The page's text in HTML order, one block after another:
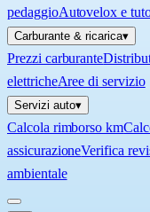
pedaggioAutovelox e
Carburante & ricarica▾
Prezzi carburante
elettricheAree di servizio
Servizi auto▾
Calcola rimborso km
assicurazioneVerifica
ambientale